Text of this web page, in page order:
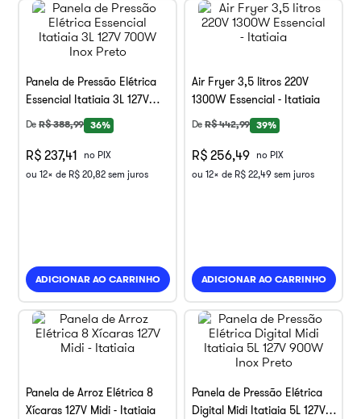
Panela de Pressão Elétrica
Essencial Itatiaia 3L 127V
700W Inox Preto
DeR$388,99 36%
R$ 237,41
no PIX
ou 12x de R$ 20,82sem juros
ADICIONAR AO CARRINHO
Air Fryer 3,5 litros 220V
1300W Essencial - Itatiaia
DeR$442,99 39%
R$ 256,49
no PIX
ou 12x de R$ 22,49sem juros
ADICIONAR AO CARRINHO
Panela de Arroz Elétrica 8
Xícaras 127V Midi - Itatiaia
Panela de Pressão Elétrica
Digital Midi Itatiaia 5L 127V